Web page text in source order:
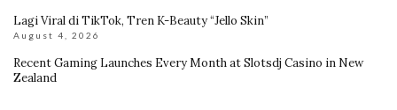
Lagi Viral di TikTok, Tren K-Beauty “Jello Skin”
August 4, 2026
Recent Gaming Launches Every Month at Slotsdj Casino in New
Zealand